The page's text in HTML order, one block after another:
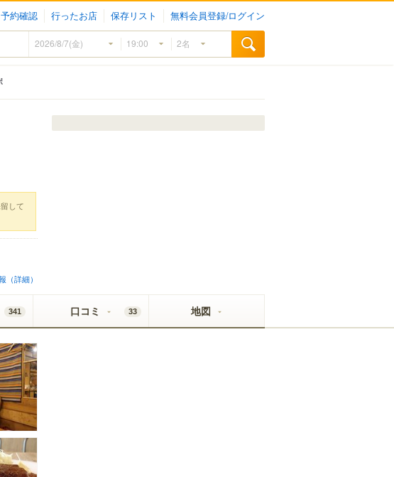
予約確認 行ったお店 保存リスト 無料会員登録/ログイン
して
（詳細）
341 口コミ 33 地図